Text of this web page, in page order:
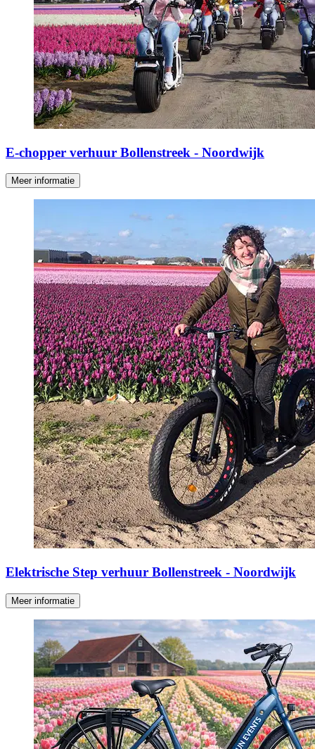
E-chopper verhuur Bollenstreek - Noordwijk
Meer informatie
Elektrische Step verhuur Bollenstreek - Noordwijk
Meer informatie